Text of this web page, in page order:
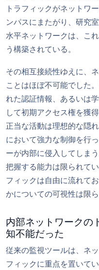
トラフィックがネットワ
ンパスにまたがり、研究
水平ネットワークは、こ
う構築されている。
その相互接続性ゆえに、
ことはほぼ不可能でした
れた認証情報、あるいは
して初期アクセス権を獲
正当な活動は理想的な隠
において強力な制御を行
ーが内部に侵入してしま
把握する能力は限られて
フィックは自由に流れて
かについての可視性は限ら
内部ネットワークの
知不能だった
従来の監視ツールは、ネ
フィックに重点を置いて